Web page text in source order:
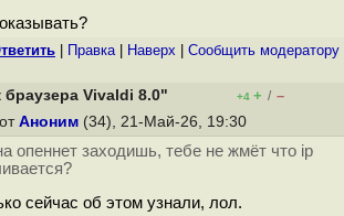
Правка| Наверх Cообщить модератору
Vivaldi 8.0" +4 + / –
Аноним (34), 21-Май-26, 19:30
опеннет заходишь, тебе не жмёт что ip
сейчас об этом узнали, лол.